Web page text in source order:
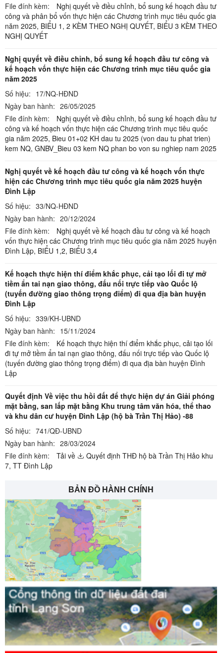
File đính kèm:
Nghị quyết về điều chỉnh, bổ sung kế hoạch đầu tư
công và phân bổ vốn thực hiện các Chương trình mục tiêu quốc gia
năm 2025, BIỂU 1, 2 KÈM THEO NGHỊ QUYẾT, BIỂU 3 KÈM THEO
NGHỊ QUYẾT
Nghị quyết về điều chỉnh, bổ sung kế hoạch đầu tư công và
kế hoạch vốn thực hiện các Chương trình mục tiêu quốc gia
năm 2025
Số hiệu: 17/NQ-HĐND
Ngày ban hành: 26/05/2025
File đính kèm:
Nghị quyết về điều chỉnh, bổ sung kế hoạch đầu tư
công và kế hoạch vốn thực hiện các Chương trình mục tiêu quốc
gia năm 2025, Bieu 01+02 KH dau tu 2025 (von dau tu phat trien)
kem NQ, GNBV_Bieu 03 kem NQ phan bo von su nghiep nam 2025
Nghị quyết về kế hoạch đầu tư công và kế hoạch vốn thực
hiện các Chương trình mục tiêu quốc gia năm 2025 huyện
Đình Lập
Số hiệu: 33/NQ-HĐND
Ngày ban hành: 20/12/2024
File đính kèm:
Nghị quyết về kế hoạch đầu tư công và kế hoạch
vốn thực hiện các Chương trình mục tiêu quốc gia năm 2025 huyện
Đình Lập, BIỂU 1,2, BIỂU 3,4
Kế hoạch thực hiện thí điểm khắc phục, cải tạo lối đi tự mở
tiềm ẩn tai nạn giao thông, đấu nối trực tiếp vào Quốc lộ
(tuyến đường giao thông trọng điểm) đi qua địa bàn huyện
Đình Lập
Số hiệu: 339/KH-UBND
Ngày ban hành: 15/11/2024
File đính kèm:
Kế hoạch thực hiện thí điểm khắc phục, cải tạo lối
đi tự mở tiềm ẩn tai nạn giao thông, đấu nối trực tiếp vào Quốc lộ
(tuyến đường giao thông trọng điểm) đi qua địa bàn huyện Đình
Lập
Quyết định Về việc thu hồi đất để thực hiện dự án Giải phóng
mặt bằng, san lấp mặt bằng Khu trung tâm văn hóa, thể thao
và khu dân cư huyện Đình Lập (hộ bà Trần Thị Hảo) -88
Số hiệu: 741/QĐ-UBND
Ngày ban hành: 28/03/2024
File đính kèm:
Tải về
Quyết định THĐ hộ bà Trần Thị Hảo khu
7, TT Đình Lập
BẢN ĐỒ HÀNH CHÍNH